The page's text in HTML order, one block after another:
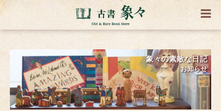
象々の素敵な日記
お知らせ